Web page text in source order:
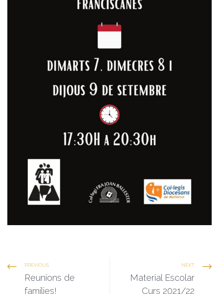
PREVIOUS
Reunions de
famílies!
NEXT
Material Escolar
Curs 2021/22